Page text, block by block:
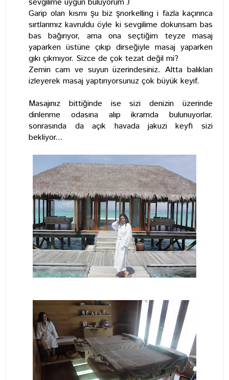
Garip olan kısmı şu biz şnorkelling i fazla kaçırınca
sırtlarımız kavruldu öyle ki sevgilime dokunsam bas
bas bağırıyor, ama ona seçtiğim teyze masaj
yaparken üstüne çıkıp dirseğiyle masaj yaparken
gıkı çıkmıyor. Sizce de çok tezat değil mi?
Zemin cam ve suyun üzerindesiniz. Altta balıkları
izleyerek masaj yaptırıyorsunuz çok büyük keyif.
Masajınız bittiğinde ise sizi denizin üzerinde
dinlenme odasına alıp ikramda bulunuyorlar.
sonrasında da açık havada jakuzi keyfi sizi
bekliyor...